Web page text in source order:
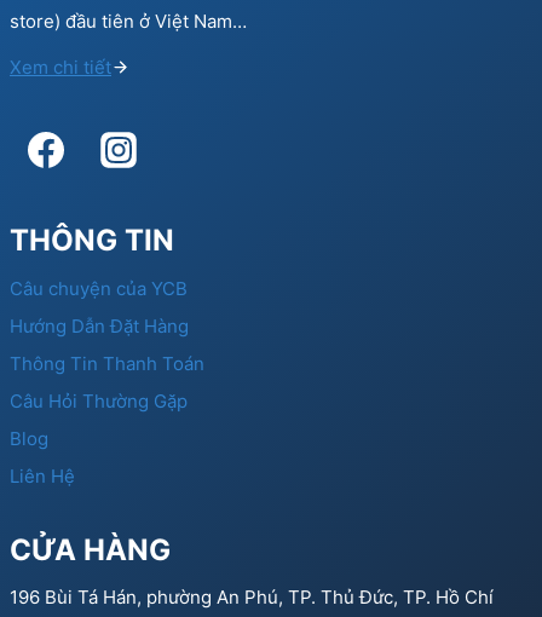
store) đầu tiên ở Việt Nam…
Xem chi tiết
THÔNG TIN
Câu chuyện của YCB
Hướng Dẫn Đặt Hàng
Thông Tin Thanh Toán
Câu Hỏi Thường Gặp
Blog
Liên Hệ
CỬA HÀNG
196 Bùi Tá Hán, phường An Phú, TP. Thủ Đức, TP. Hồ Chí